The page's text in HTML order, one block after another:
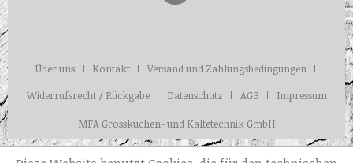
Über uns Kontakt
Versand und Zahlungsbedingungen
Widerrufsrecht / Rückgabe
Datenschutz AGB
Impressum
MFA Grossküchen- und Kältetechnik GmbH